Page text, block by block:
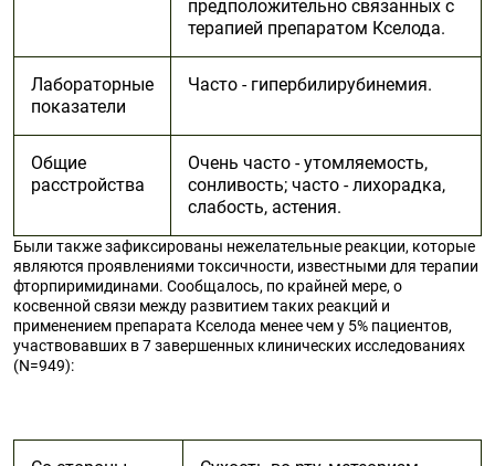
предположительно связанных с
терапией препаратом Кселода.
Лабораторные
показатели
Часто - гипербилирубинемия.
Общие
расстройства
Очень часто - утомляемость,
сонливость; часто - лихорадка,
слабость, астения.
Были также зафиксированы нежелательные реакции, которые
являются проявлениями токсичности, известными для терапии
фторпиримидинами. Сообщалось, по крайней мере, о
косвенной связи между развитием таких реакций и
применением препарата Кселода менее чем у 5% пациентов,
участвовавших в 7 завершенных клинических исследованиях
(N=949):